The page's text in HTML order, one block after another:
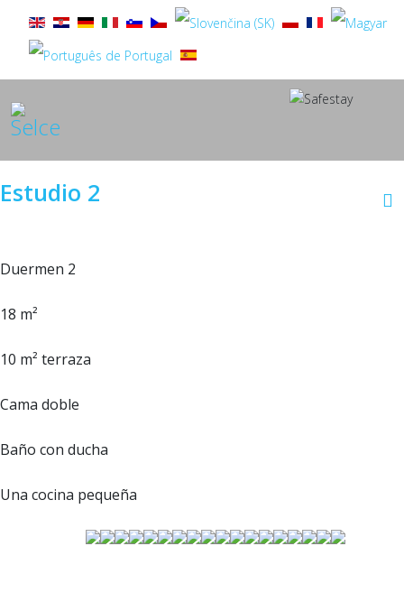
Estudio 2
Duermen 2
18 m²
10 m² terraza
Cama doble
Baño con ducha
Una cocina pequeña